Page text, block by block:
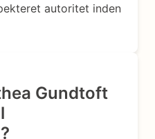
autoritet inden
Gundtoft